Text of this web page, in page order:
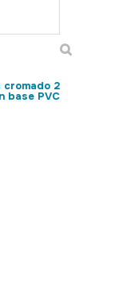
cromado 2
base PVC